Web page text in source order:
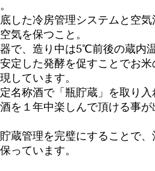
した冷房管理システムと空気
気を保つこと。
で、造り中は5℃前後の蔵内
定した発酵を促すことでお
しています。
名称酒で「瓶貯蔵」を取り入
を１年中楽しんで頂ける事が
蔵管理を完璧にすることで、
っています。